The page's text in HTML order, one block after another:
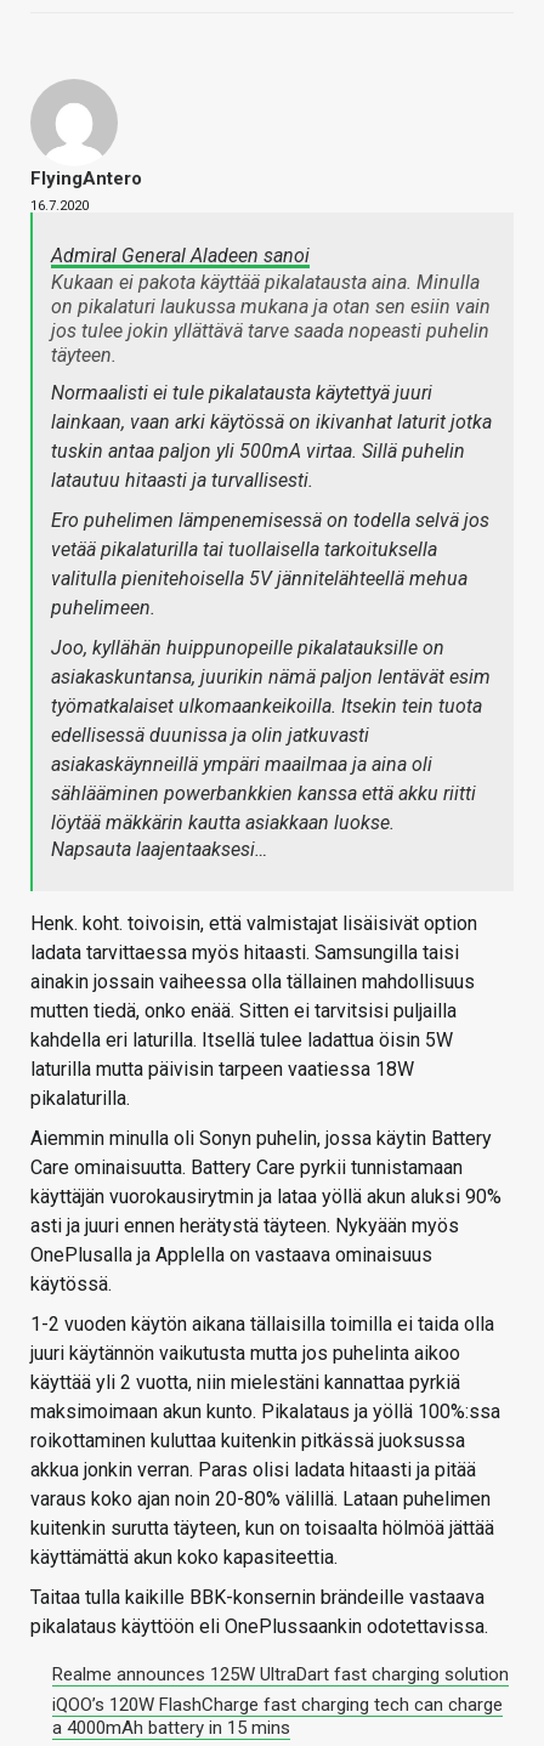
FlyingAntero
16.7.2020
Admiral General Aladeen sanoi
Kukaan ei pakota käyttää pikalatausta aina. Minulla
on pikalaturi laukussa mukana ja otan sen esiin vain
jos tulee jokin yllättävä tarve saada nopeasti puhelin
täyteen.
Normaalisti ei tule pikalatausta käytettyä juuri
lainkaan, vaan arki käytössä on ikivanhat laturit jotka
tuskin antaa paljon yli 500mA virtaa. Sillä puhelin
latautuu hitaasti ja turvallisesti.
Ero puhelimen lämpenemisessä on todella selvä jos
vetää pikalaturilla tai tuollaisella tarkoituksella
valitulla pienitehoisella 5V jännitelähteellä mehua
puhelimeen.
Joo, kyllähän huippunopeille pikalatauksille on
asiakaskuntansa, juurikin nämä paljon lentävät esim
työmatkalaiset ulkomaankeikoilla. Itsekin tein tuota
edellisessä duunissa ja olin jatkuvasti
asiakaskäynneillä ympäri maailmaa ja aina oli
sählääminen powerbankkien kanssa että akku riitti
löytää mäkkärin kautta asiakkaan luokse.
Napsauta laajentaaksesi…
Henk. koht. toivoisin, että valmistajat lisäisivät option
ladata tarvittaessa myös hitaasti. Samsungilla taisi
ainakin jossain vaiheessa olla tällainen mahdollisuus
mutten tiedä, onko enää. Sitten ei tarvitsisi puljailla
kahdella eri laturilla. Itsellä tulee ladattua öisin 5W
laturilla mutta päivisin tarpeen vaatiessa 18W
pikalaturilla.
Aiemmin minulla oli Sonyn puhelin, jossa käytin Battery
Care ominaisuutta. Battery Care pyrkii tunnistamaan
käyttäjän vuorokausirytmin ja lataa yöllä akun aluksi 90%
asti ja juuri ennen herätystä täyteen. Nykyään myös
OnePlusalla ja Applella on vastaava ominaisuus
käytössä.
1-2 vuoden käytön aikana tällaisilla toimilla ei taida olla
juuri käytännön vaikutusta mutta jos puhelinta aikoo
käyttää yli 2 vuotta, niin mielestäni kannattaa pyrkiä
maksimoimaan akun kunto. Pikalataus ja yöllä 100%:ssa
roikottaminen kuluttaa kuitenkin pitkässä juoksussa
akkua jonkin verran. Paras olisi ladata hitaasti ja pitää
varaus koko ajan noin 20-80% välillä. Lataan puhelimen
kuitenkin surutta täyteen, kun on toisaalta hölmöä jättää
käyttämättä akun koko kapasiteettia.
Taitaa tulla kaikille BBK-konsernin brändeille vastaava
pikalataus käyttöön eli OnePlussaankin odotettavissa.
Realme announces 125W UltraDart fast charging solution
iQOO’s 120W FlashCharge fast charging tech can charge
a 4000mAh battery in 15 mins